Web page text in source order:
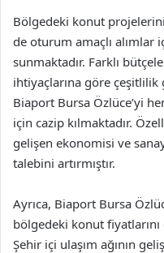
Bölgedeki konut
de oturum amaçlı alımlar
sunmaktadır. Farklı
ihtiyaçlarına göre
Biaport Bursa Özlüce’yi
için cazip kılmaktadır.
gelişen ekonomisi ve
talebini artırmıştır.
Ayrıca, Biaport Bursa
bölgedeki konut
Şehir içi ulaşım ağının